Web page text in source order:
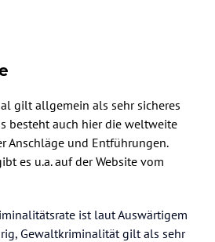
gilt allgemein als sehr sicheres
besteht auch hier die weltweite
Anschläge und Entführungen.
es u.a. auf der Website vom
ist laut Auswärtigem
Gewaltkriminalität gilt als sehr